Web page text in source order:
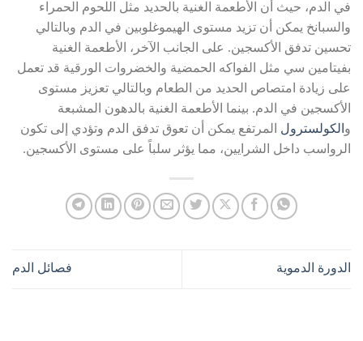
في الدم، حيث أن الأطعمة الغنية بالحديد مثل اللحوم الحمراء
والسبانخ يمكن أن تزيد مستوى الهيموغلوبين في الدم وبالتالي
تحسين تدفق الأكسجين. على الجانب الآخر، الأطعمة الغنية
بفيتامين سي مثل الفواكه الحمضية والخضروات الورقية قد تعمل
على زيادة امتصاص الحديد من الطعام وبالتالي تعزيز مستوى
الأكسجين في الدم. بينما الأطعمة الغنية بالدهون المشبعة
و الكولسترول المرتفع يمكن أن تعوق تدفق الدم وتؤدي إلى تكون
الرواسب داخل الشرايين، مما يؤثر سلباً على مستوى الأكسجين.
الدورة الدموية فصائل الدم